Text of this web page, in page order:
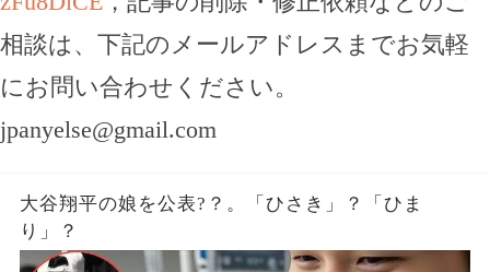
相談は、下記のメールアドレスまでお気軽
にお問い合わせください。
jpanyelse@gmail.com
大谷翔平の娘を公表?？。「ひさき」？「ひま
り」？